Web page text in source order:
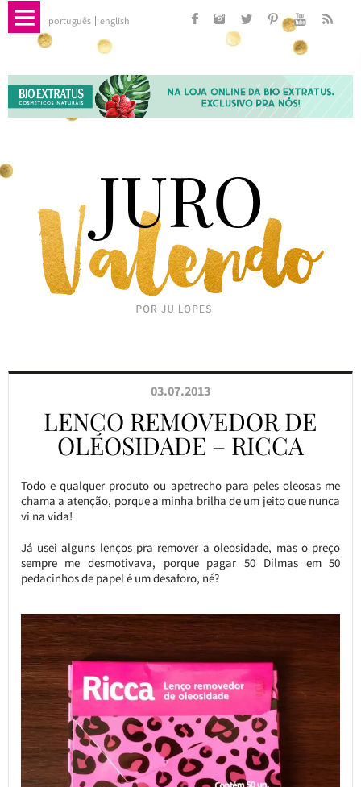
português english
03.07.2013
LENÇO REMOVEDOR DE
OLEOSIDADE – RICCA
Todo e qualquer produto ou apetrecho para peles oleosas me
chama a atenção, porque a minha brilha de um jeito que nunca
vi na vida!
Já usei alguns lenços pra remover a oleosidade, mas o preço
sempre me desmotivava, porque pagar 50 Dilmas em 50
pedacinhos de papel é um desaforo, né?